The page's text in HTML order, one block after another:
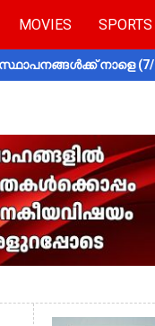
MOVIES SPORTS
നാളെ (7/